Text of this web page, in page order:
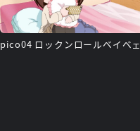
pico04 ロックンロールベイベェ